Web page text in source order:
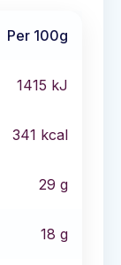
Per 100g
1415 kJ
341 kcal
29 g
18 g